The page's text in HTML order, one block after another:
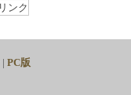
| PC版